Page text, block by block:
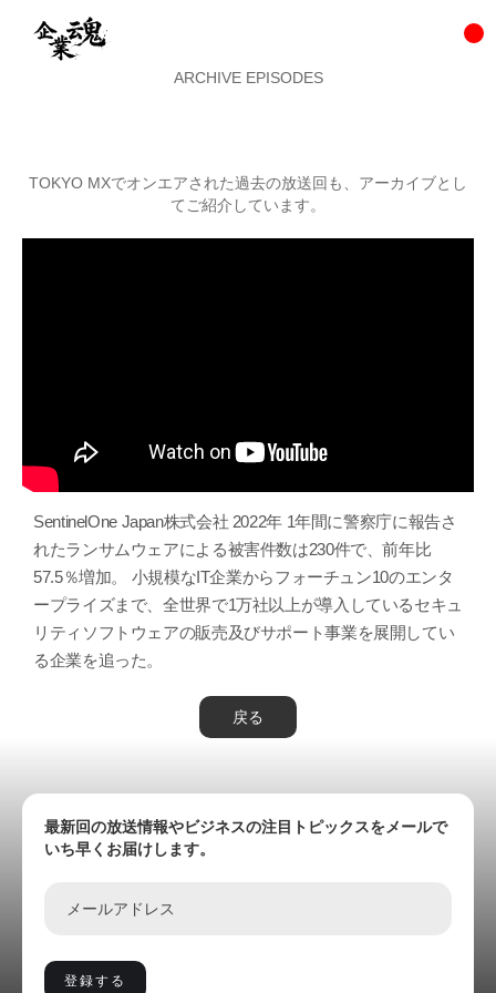
ARCHIVE EPISODES
TOKYO MXでオンエアされた過去の放送回も、アーカイブとし
てご紹介しています。
SentinelOne Japan株式会社 2022年 1年間に警察庁に報告さ
れたランサムウェアによる被害件数は230件で、前年比
57.5％増加。 小規模なIT企業からフォーチュン10のエンタ
ープライズまで、全世界で1万社以上が導入しているセキュ
リティソフトウェアの販売及びサポート事業を展開してい
る企業を追った。
戻る
最新回の放送情報やビジネスの注目トピックスをメールで
いち早くお届けします。